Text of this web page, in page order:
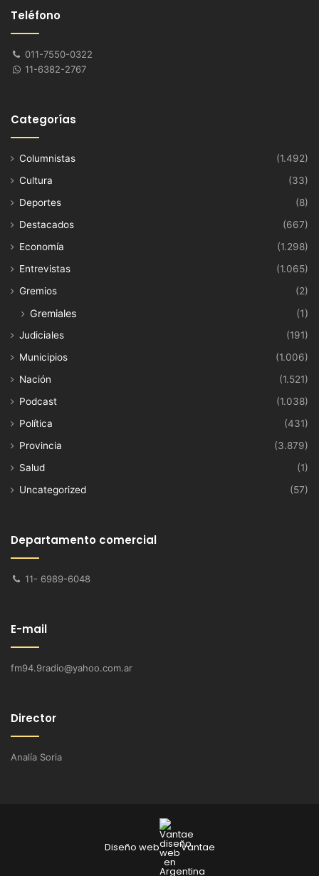
Teléfono
011-7550-0322
11-6382-2767
Categorías
Columnistas
(1.492)
Cultura
(33)
Deportes
(8)
Destacados
(667)
Economía
(1.298)
Entrevistas
(1.065)
Gremios
(2)
Gremiales (1)
Judiciales
(191)
Municipios
(1.006)
Nación
(1.521)
Podcast
(1.038)
Política
(431)
Provincia
(3.879)
Salud
(1)
Uncategorized
(57)
Departamento comercial
11- 6989-6048
E-mail
fm94.9radio@yahoo.com.ar
Director
Analía Soria
Diseño web Vantae